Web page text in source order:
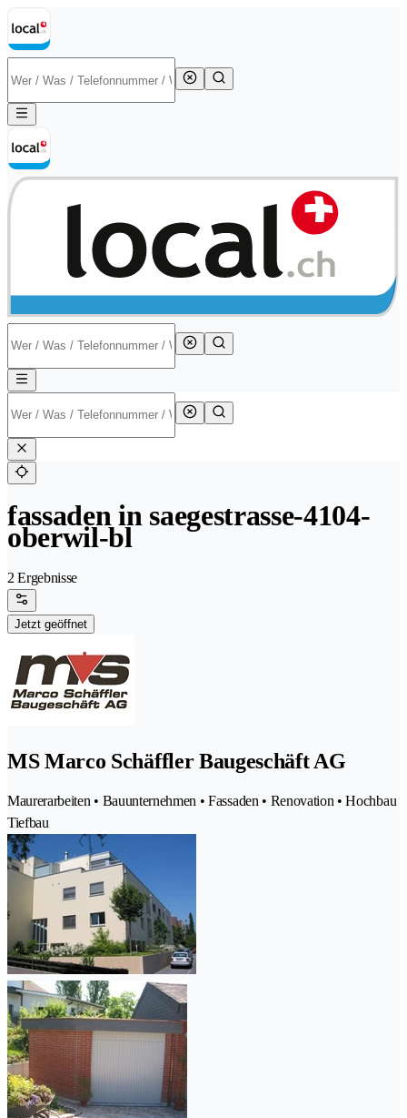
fassaden in saegestrasse-4104-
oberwil-bl
2 Ergebnisse
Jetzt geöffnet
MS Marco Schäffler Baugeschäft AG
Maurerarbeiten • Bauunternehmen • Fassaden • Renovation • Hochbau
Tiefbau